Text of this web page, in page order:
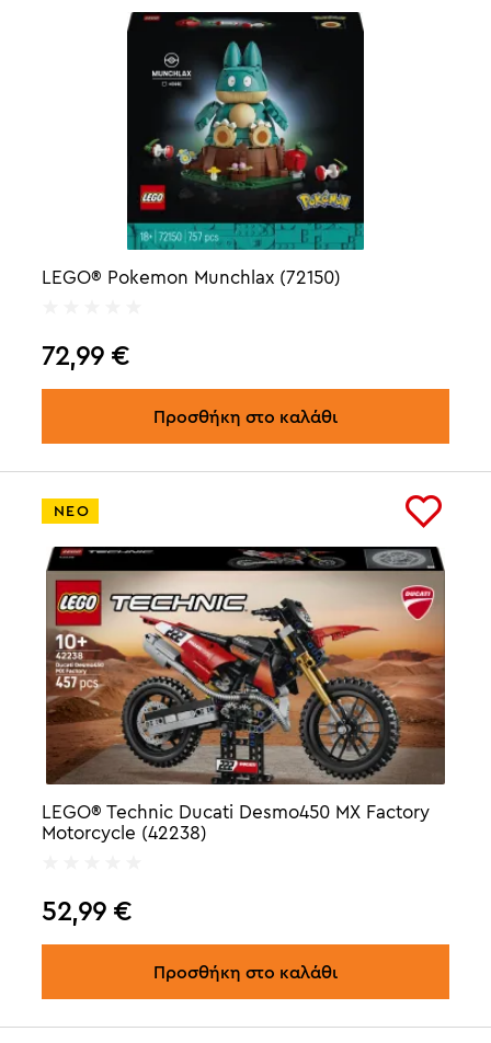
LEGO® Pokemon Munchlax (72150)
72,99 €
Προσθήκη στο καλάθι
ΝΕΟ
LEGO® Technic Ducati Desmo450 MX Factory
Motorcycle (42238)
52,99 €
Προσθήκη στο καλάθι